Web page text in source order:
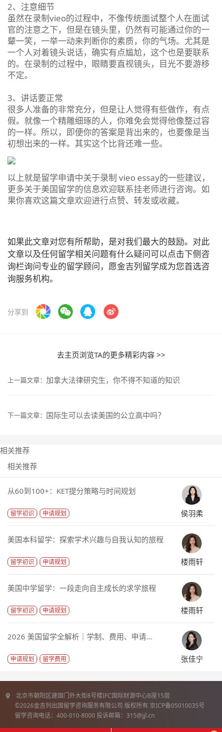
2、注意细节
虽然在录制vieo的过程中，不像传统面试整个人在面试
官的注意之下，但是在镜头里，仍然有可能通过你的一
颦一笑，一举一动来判断你的素质，你的气场。尤其是
一个人对着镜头说话，确实有点尴尬，这个也是要联系
的。在录制的过程中，眼睛要直视镜头，目光不要游移
不定。
3、讲话要正常
很多人准备的非常充分，但是让人觉得有些做作，有点
假。就像一个精雕细琢的人，你难免会觉得他像整过容
的一样。所以，即便你的答案是背出来的，也要像是当
初想出来的一样。其实这个比背还难一些。
以上就是留学申请中关于录制 vieo essay的一些建议，
更多关于美国留学的信息欢迎联系挂老师进行咨询。如
果你喜欢这篇文章欢迎进行点赞、转发或收藏。
如果此文章对您有所帮助，是对我们最大的鼓励。对此
文章以及任何留学相关问题有什么疑问可以点击下侧咨
询栏询问专业的留学顾问，愿金吉列留学成为您首选咨
询服务机构。
分享到
去主页浏览TA的更多精彩内容 >>
上一篇文章： 加拿大法律研究生，你不得不知道的知识
下一篇文章： 国际生可以去读美国的公立高中吗？
相关推荐
相关推荐
从60到100+：KET提分策略与时间规划
留学初识 申请规划 侯羽柔
美国本科留学：探索学术兴趣与自我认知的旅程
留学初识 申请规划 楼雨轩
美国中学留学：一段走向自主成长的求学旅程
留学初识 申请规划 楼雨轩
2026 美国留学全解析｜学制、费用、申请...
申请规划 留学费用 张佳宁
北京市朝阳区建国门外大街8号楼IFC国际财源中心B座15层
©2026金吉列出国留学咨询服务有限公司 版权所有 京ICP备05010035号
留学咨询电话：400-010-8000 投诉邮箱：315@jjl.cn